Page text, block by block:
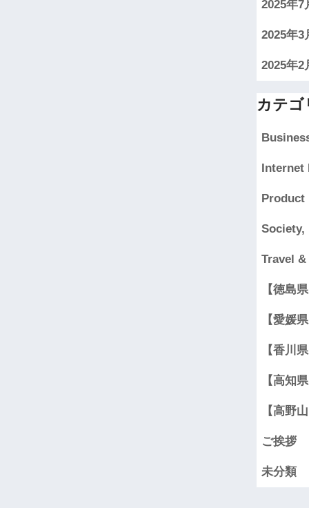
2025年7
2025年3
2025年2
カテゴ
Internet
Product
Society,
Travel
【徳島
【愛媛
【香川
【高知
【高野
ご挨拶
未分類